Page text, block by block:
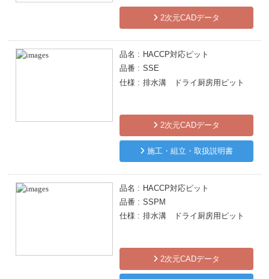
2次元CADデータ
品名
HACCP対応ピット
品番
SSE
仕様
排水溝 ドライ厨房用ピット
2次元CADデータ
施工・組立・取扱説明書
品名
HACCP対応ピット
品番
SSPM
仕様
排水溝 ドライ厨房用ピット
2次元CADデータ